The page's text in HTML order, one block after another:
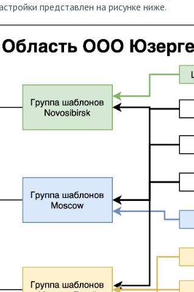
представлен на рисунке ниже.